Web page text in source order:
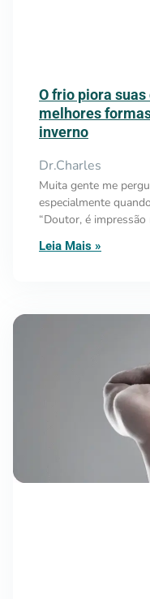
O frio piora suas
melhores
inverno
Dr.Charles
Muita gente me
especialmente
“Doutor, é
Leia Mais »